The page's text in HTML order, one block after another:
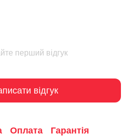
перший відгук
відгук
Оплата Гарантія